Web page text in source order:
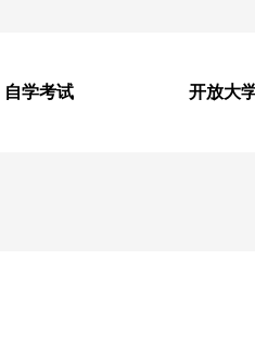
自学考试 开放大